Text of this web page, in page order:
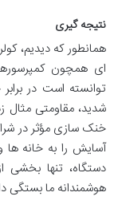
نتیجه گیری
همانطور که دیدیم،
توانسته است در
شدید، مقاومتی مثال
خنک سازی مؤثر در
آسایش را به خانه
دستگاه، تنها
هوشمندانه ما بستگی